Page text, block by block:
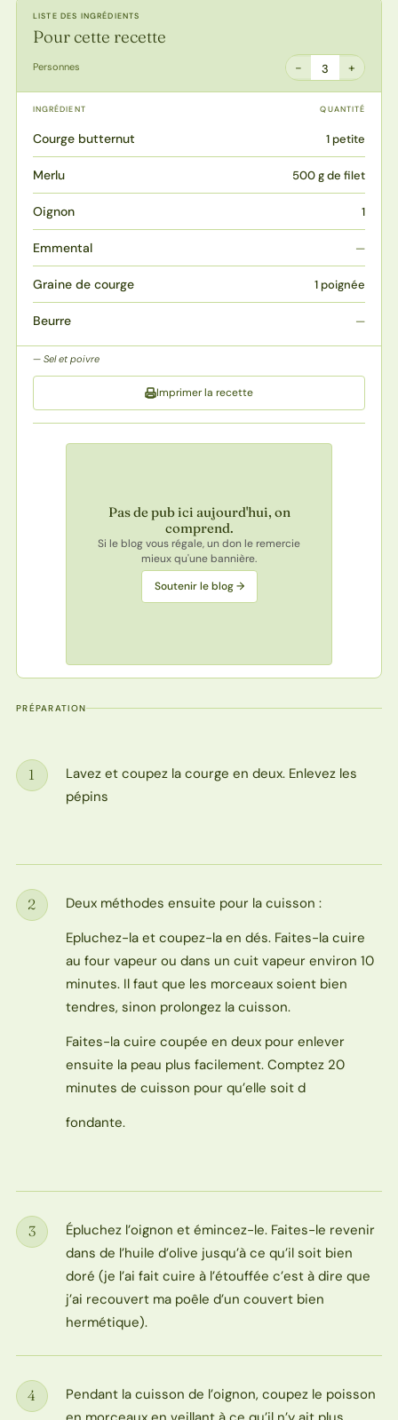
LISTE DES INGRÉDIENTS
Pour cette recette
Personnes − 3 +
INGRÉDIENT QUANTITÉ
Courge butternut 1 petite
Merlu 500 g de filet
Oignon 1
Emmental —
Graine de courge 1 poignée
Beurre —
Sel et poivre
Imprimer la recette
Pas de pub ici aujourd'hui, on
comprend.
Si le blog vous régale, un don le remercie
mieux qu'une bannière.
Soutenir le blog →
PRÉPARATION
Étape
1
Lavez et coupez la courge en deux. Enlevez les
pépins
Étape
2
Deux méthodes ensuite pour la cuisson :
Epluchez-la et coupez-la en dés. Faites-la cuire
au four vapeur ou dans un cuit vapeur environ 10
minutes. Il faut que les morceaux soient bien
tendres, sinon prolongez la cuisson.
Faites-la cuire coupée en deux pour enlever
ensuite la peau plus facilement. Comptez 20
minutes de cuisson pour qu’elle soit d
fondante.
Étape
3
Épluchez l’oignon et émincez-le. Faites-le revenir
dans de l’huile d’olive jusqu’à ce qu’il soit bien
doré (je l’ai fait cuire à l’étouffée c’est à dire que
j’ai recouvert ma poêle d’un couvert bien
hermétique).
Étape
4
Pendant la cuisson de l’oignon, coupez le poisson